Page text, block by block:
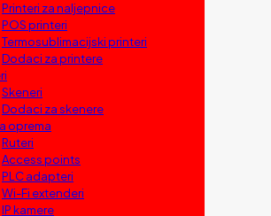
Printeri za naljepnice
POS printeri
Termosublimacijski printeri
Dodaci za printere
Skeneri
Dodaci za skenere
oprema
Ruteri
Access points
PLC adapteri
Wi-Fi extenderi
IP kamere